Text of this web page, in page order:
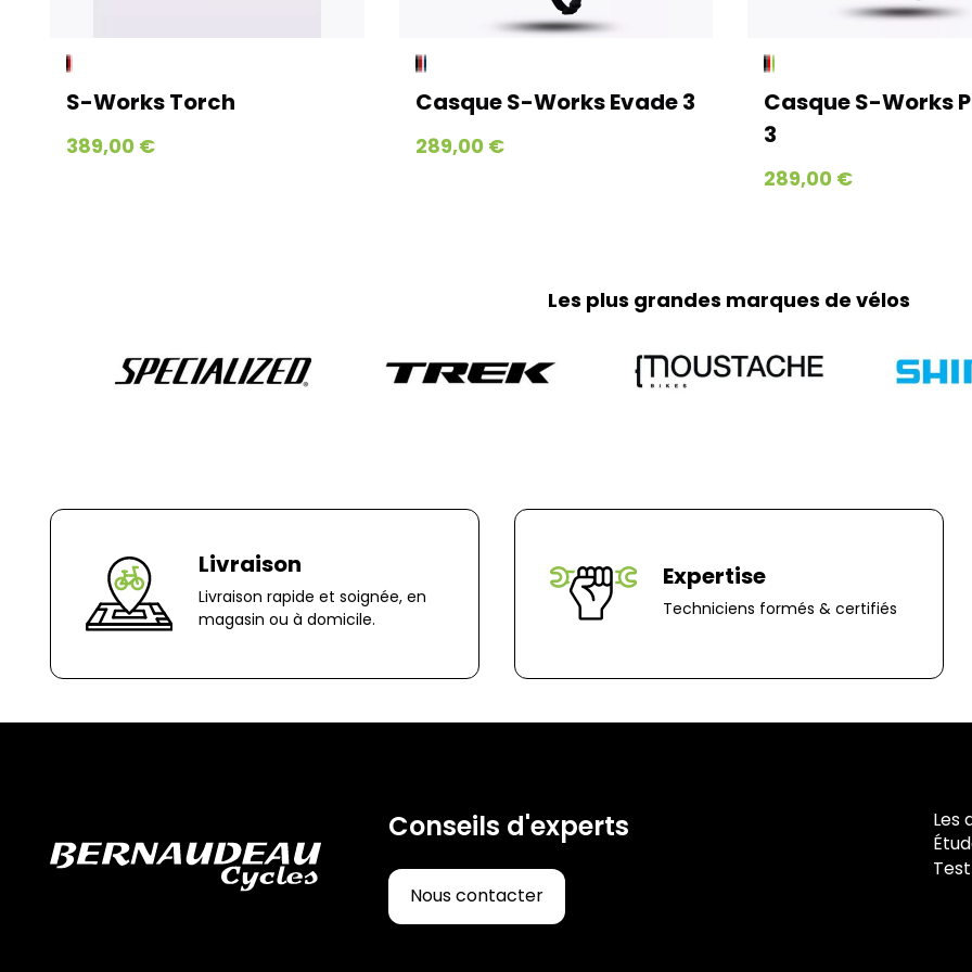
Tous vos petits
et expédiés via
jours ouvrés
et jours fériés)
Home-trainer
Geodis afin de
Comme indiqué
part. Pour toute
0251064787 ou
85000,
S-Works Torch
389,00 €
Casque S-Works Evade 3
289,00 €
Casque S-Works
289,00 €
Les plus grandes marques de vélos
Livraison
Livraison rapide et soignée, en
magasin ou à domicile.
Expertise
Techniciens formés & certifiés
Conseils d'experts
Nous contacter
Les